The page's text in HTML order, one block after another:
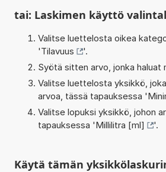
tai: Laskimen käyttö
Valitse luettelosta oikea
'Tilavuus
'.
Syötä sitten arvo, jonka haluat
Valitse luettelosta yksikkö,
arvoa, tässä tapauksessa '
Valitse lopuksi yksikkö, johon
tapauksessa 'Millilitra [ml] '.
Käytä tämän